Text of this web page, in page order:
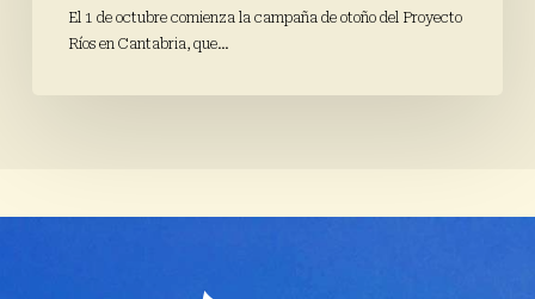
El 1 de octubre comienza la campaña de otoño del Proyecto
Ríos en Cantabria, que…